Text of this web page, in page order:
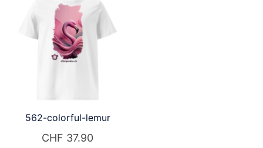
562-colorful-lemur
CHF 37.90